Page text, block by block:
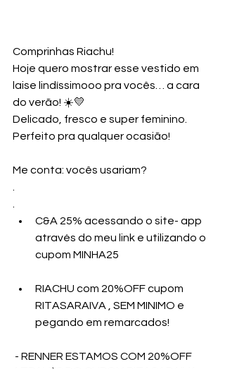
Comprinhas Riachu!
Hoje quero mostrar esse vestido em
laise lindíssimooo pra vocês… a cara
do verão! ☀️💛
Delicado, fresco e super feminino.
Perfeito pra qualquer ocasião!
Me conta: vocês usariam?
.
.
C&A 25% acessando o site- app
através do meu link e utilizando o
cupom MINHA25
RIACHU com 20%OFF cupom
RITASARAIVA , SEM MINIMO e
pegando em remarcados!
- RENNER ESTAMOS COM 20%OFF